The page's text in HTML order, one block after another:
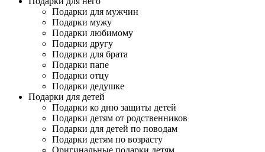
Подарки для мужчин
Подарки мужу
Подарки любимому
Подарки другу
Подарки для брата
Подарки папе
Подарки отцу
Подарки дедушке
Подарки для детей
Подарки ко дню защиты детей
Подарки детям от родственников
Подарки для детей по поводам
Подарки детям по возрасту
Оригинальные подарки детям